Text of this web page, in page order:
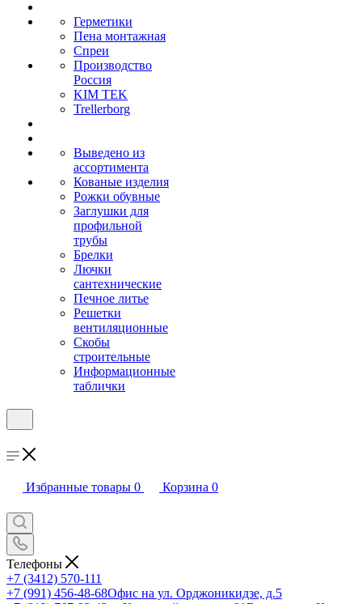
Герметики
Пена монтажная
Спреи
Производство
Россия
KIM TEK
Trellerborg
Выведено из
ассортимента
Кованые изделия
Рожки обувные
Заглушки для
профильной
трубы
Брелки
Лючки
сантехнические
Печное литье
Решетки
вентиляционные
Скобы
строительные
Информационные
таблички
Избранные товары 0 Корзина 0
Телефоны
+7 (3412) 570-111
+7 (991) 456-48-68Офис на ул. Орджоникидзе, д.5